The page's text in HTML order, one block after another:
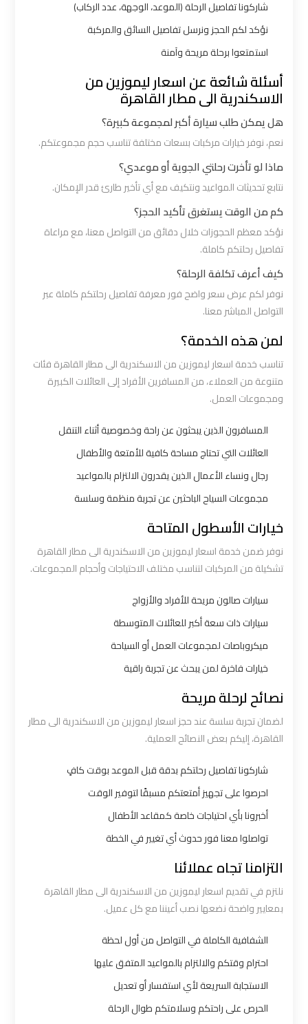
شاركونا تفاصيل الرحلة (الموعد، الوجهة، عدد الركاب)
نؤكد لكم الحجز ونرسل تفاصيل السائق والمركبة
استمتعوا برحلة مريحة وآمنة
أسئلة شائعة عن اسعار ليموزين من
الاسكندرية الى مطار القاهرة
هل يمكن طلب سيارة أكبر لمجموعة كبيرة؟
نعم، نوفر خيارات مركبات بسعات مختلفة تناسب حجم مجموعتكم.
ماذا لو تأخرت رحلتي الجوية أو موعدي؟
نتابع تحديثات المواعيد ونتكيف مع أي تأخير طارئ قدر الإمكان.
كم من الوقت يستغرق تأكيد الحجز؟
نؤكد معظم الحجوزات خلال دقائق من التواصل معنا، مع مراعاة
تفاصيل رحلتكم كاملة.
كيف أعرف تكلفة الرحلة؟
نوفر لكم عرض سعر واضح فور معرفة تفاصيل رحلتكم كاملة عبر
التواصل المباشر معنا.
لمن هذه الخدمة؟
تناسب خدمة اسعار ليموزين من الاسكندرية الى مطار القاهرة فئات
متنوعة من العملاء، من المسافرين الأفراد إلى العائلات الكبيرة
ومجموعات العمل.
المسافرون الذين يبحثون عن راحة وخصوصية أثناء التنقل
العائلات التي تحتاج مساحة كافية للأمتعة والأطفال
رجال ونساء الأعمال الذين يقدرون الالتزام بالمواعيد
مجموعات السياح الباحثين عن تجربة منظمة وسلسة
خيارات الأسطول المتاحة
نوفر ضمن خدمة اسعار ليموزين من الاسكندرية الى مطار القاهرة
تشكيلة من المركبات لتناسب مختلف الاحتياجات وأحجام المجموعات.
سيارات صالون مريحة للأفراد والأزواج
سيارات ذات سعة أكبر للعائلات المتوسطة
ميكروباصات لمجموعات العمل أو السياحة
خيارات فاخرة لمن يبحث عن تجربة راقية
نصائح لرحلة مريحة
لضمان تجربة سلسة عند حجز اسعار ليموزين من الاسكندرية الى مطار
القاهرة، إليكم بعض النصائح العملية.
شاركونا تفاصيل رحلتكم بدقة قبل الموعد بوقت كافٍ
احرصوا على تجهيز أمتعتكم مسبقًا لتوفير الوقت
أخبرونا بأي احتياجات خاصة كمقاعد الأطفال
تواصلوا معنا فور حدوث أي تغيير في الخطة
التزامنا تجاه عملائنا
نلتزم في تقديم اسعار ليموزين من الاسكندرية الى مطار القاهرة
بمعايير واضحة نضعها نصب أعيننا مع كل عميل.
الشفافية الكاملة في التواصل من أول لحظة
احترام وقتكم والالتزام بالمواعيد المتفق عليها
الاستجابة السريعة لأي استفسار أو تعديل
الحرص على راحتكم وسلامتكم طوال الرحلة
شركات
ليموزين
القاهرة
شركة
ليموزين
القاهرة
شركة
ليموزين
القاهرة
شركه
ليموزين
القاهره
اسكندرية
ليموزين
الإسكندرية
الاسكندرية
ليموزين
الاسكندريه
الاسكندريه
ليموزين
الاسكندريه
الاسكندريه